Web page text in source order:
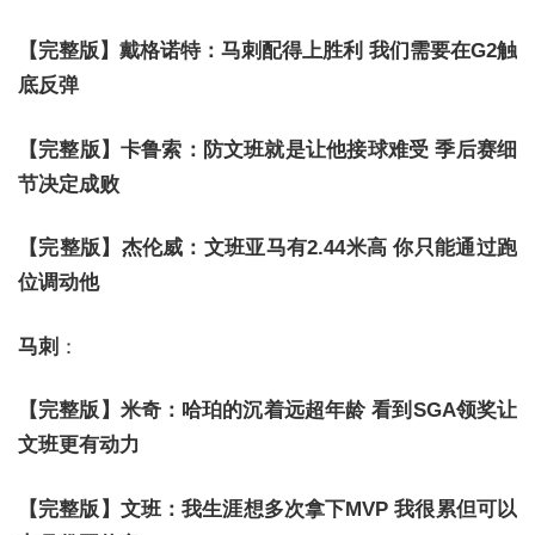
【完整版】戴格诺特：马刺配得上胜利 我们需要在G2触
底反弹
【完整版】卡鲁索：防文班就是让他接球难受 季后赛细
节决定成败
【完整版】杰伦威：文班亚马有2.44米高 你只能通过跑
位调动他
马刺 ：
【完整版】米奇：哈珀的沉着远超年龄 看到SGA领奖让
文班更有动力
【完整版】文班：我生涯想多次拿下MVP 我很累但可以